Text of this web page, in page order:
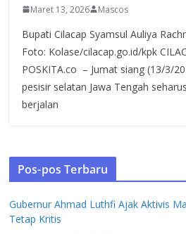
Maret 13, 2026 Mascos
Bupati Cilacap Syamsul Auliya
Foto: Kolase/cilacap.go.id/kpk
POSKITA.co – Jumat siang (13/3/
pesisir selatan Jawa Tengah
berjalan
Pos-pos Terbaru
Gubernur Ahmad Luthfi Ajak Aktivis
Tetap Kritis